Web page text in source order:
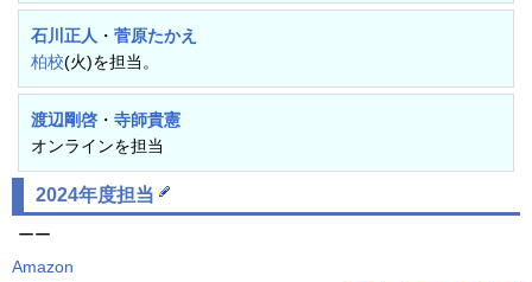
石川正人 ・ 菅原たかえ
柏校(火)を担当。
渡辺剛啓 ・ 寺師貴憲
オンラインを担当
2024年度担当
ーー
Amazon